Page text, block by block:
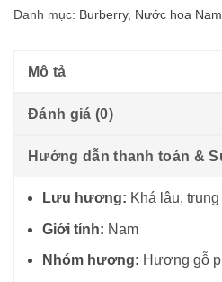
Danh mục: Burberry, Nước hoa Nam
Mô tả
Đánh giá (0)
Hướng dẫn thanh toán &
Lưu hương: Khá lâu,
Giới tính: Nam
Nhóm hương: Hương gỗ